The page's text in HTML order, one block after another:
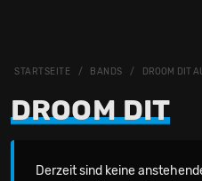
STARTSEITE BANDS DROOM DIT
DROOM DIT
Derzeit sind keine